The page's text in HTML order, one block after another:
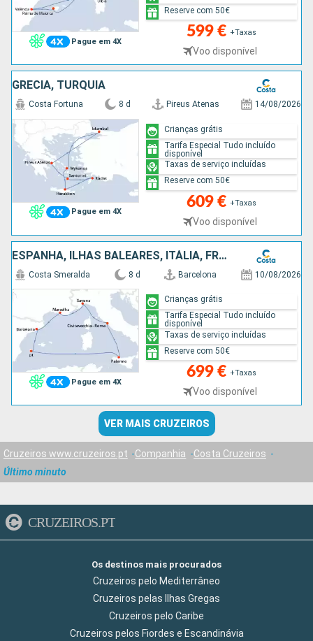
Pague em 4X
599 € +Taxas
Voo disponível
Reserve com 50€
GRÉCIA, TURQUIA
Pague em 4X
Costa Fortuna 8 d Pireus Atenas 14/08/2026
609 € +Taxas
Voo disponível
Crianças grátis
Tarifa Especial Tudo incluído
disponível
Taxas de serviço incluídas
Reserve com 50€
ESPANHA, ILHAS BALEARES, ITÁLIA, FRANÇA
Pague em 4X
Costa Smeralda 8 d Barcelona 10/08/2026
699 € +Taxas
Voo disponível
Crianças grátis
Tarifa Especial Tudo incluído
disponível
Taxas de serviço incluídas
Reserve com 50€
VER MAIS CRUZEIROS
Cruzeiros www.cruzeiros.pt Companhia
Costa Cruzeiros
Último minuto
CRUZEIROS.PT
Os destinos mais procurados
Cruzeiros pelo Mediterrâneo
Cruzeiros pelas Ilhas Gregas
Cruzeiros pelo Caribe
Cruzeiros pelos Fiordes e Escandinávia